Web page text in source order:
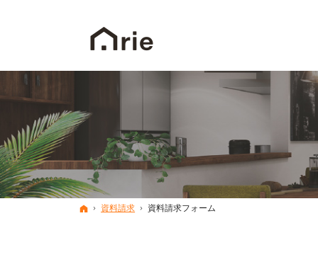
ホーム
資料請求 資料請求フォーム